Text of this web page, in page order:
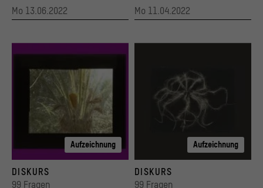
Mo 13.06.2022 Mo 11.04.2022
Aufzeichnung
© Ethnologisches Museum, Staatliche Museen zu Berlin
DISKURS
99 Fragen
Aufzeichnung
© Fotografie: Staatliche Museen zu Berlin /
DISKURS
99 Fragen